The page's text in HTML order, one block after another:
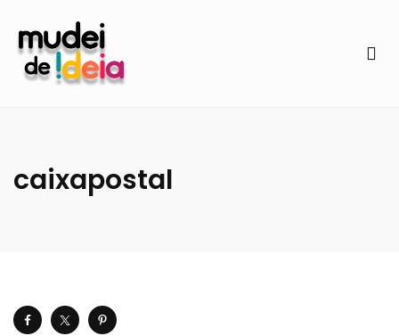
caixapostal